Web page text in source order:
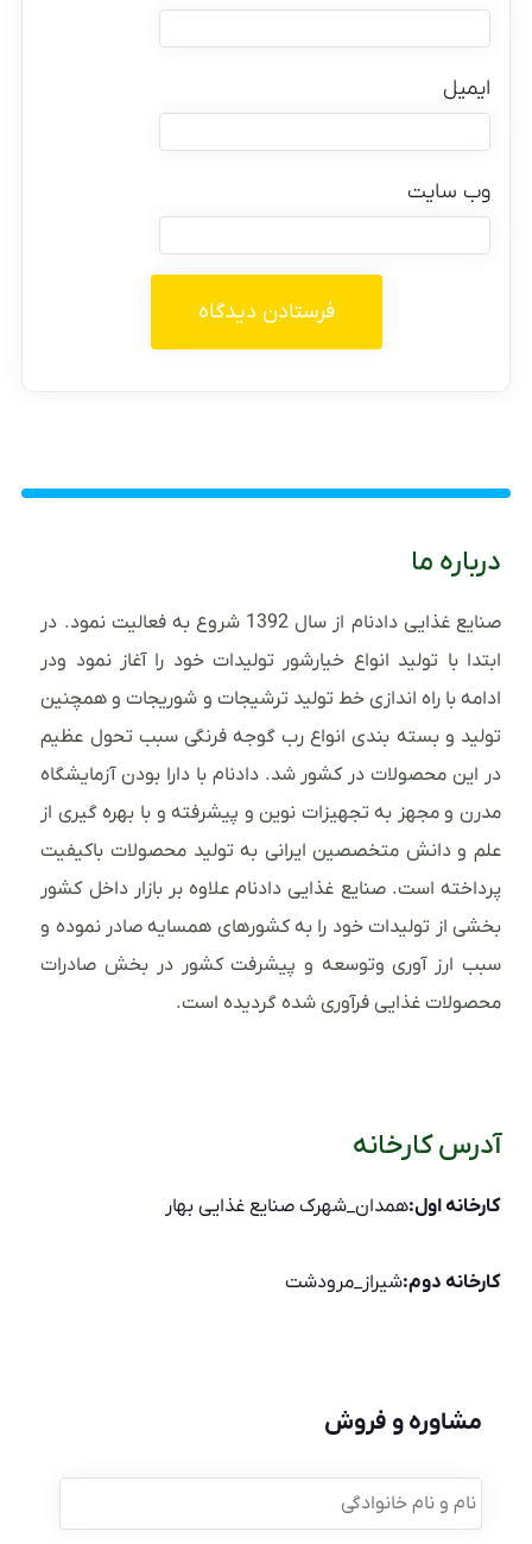
ایمیل
وب‌ سایت
درباره ما
صنایع غذایی دادنام از سال 1392 شروع به فعالیت نمود. در
ابتدا با تولید انواع خیارشور تولیدات خود را آغاز نمود ودر
ادامه با راه اندازی خط تولید ترشیجات و شوریجات و همچنین
تولید و بسته بندی انواع رب گوجه فرنگی سبب تحول عظیم
در این محصولات در کشور شد. دادنام با دارا بودن آزمایشگاه
مدرن و مجهز به تجهیزات نوین و پیشرفته و با بهره گیری از
علم و دانش متخصصین ایرانی به تولید محصولات باکیفیت
پرداخته است. صنایع غذایی دادنام علاوه بر بازار داخل کشور
بخشی از تولیدات خود را به کشورهای همسایه صادر نموده و
سبب ارز آوری وتوسعه و پیشرفت کشور در بخش صادرات
محصولات غذایی فرآوری شده گردیده است.
آدرس کارخانه
کارخانه اول:همدان_شهرک صنایع غذایی بهار
کارخانه دوم:شیراز_مرودشت
مشاوره و فروش
نام
و
نام